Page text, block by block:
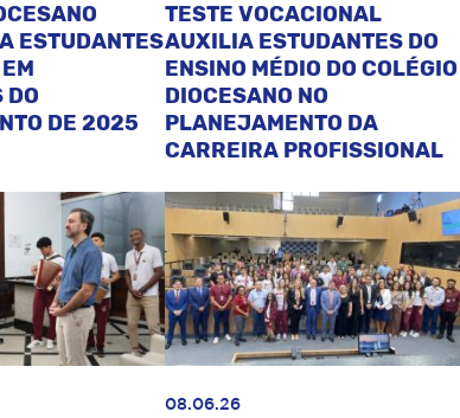
ESTUDANTES
DO
DE 2025
TESTE VOCACIONAL
AUXILIA ESTUDANTES DO
ENSINO MÉDIO DO COLÉGIO
DIOCESANO NO
PLANEJAMENTO DA
CARREIRA PROFISSIONAL
08.06.26